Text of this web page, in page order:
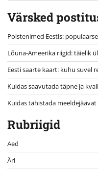
Värsked
Poistenimed Eestis:
Lõuna-Ameerika riigid: täielik
Eesti saarte kaart: kuhu suvel
Kuidas saavutada täpne ja
Kuidas tähistada
Rubriigid
Aed
Äri